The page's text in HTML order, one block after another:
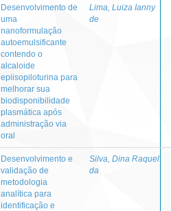
Desenvolvimento de
uma
nanoformulação
autoemulsificante
contendo o
alcaloide
epiisopiloturina para
melhorar sua
biodisponibilidade
plasmática após
administração via
oral
Lima, Luiza Ianny
de
Desenvolvimento e
validação de
metodologia
analítica para
identificação e
Silva, Dina Raquel
da